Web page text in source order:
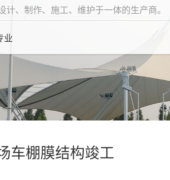
、制作、施工、维护于一体的生产商。
业
车棚膜结构竣工